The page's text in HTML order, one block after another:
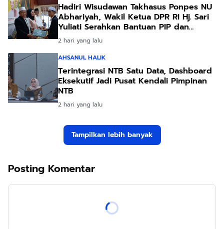
Hadiri Wisudawan Takhasus Ponpes NU
Abhariyah, Wakil Ketua DPR RI Hj. Sari
Yuliati Serahkan Bantuan PIP dan
Bantuan Program Sanitasi
2 hari yang lalu
AHSANUL HALIK
Terintegrasi NTB Satu Data, Dashboard
Eksekutif Jadi Pusat Kendali Pimpinan
NTB
2 hari yang lalu
Tampilkan lebih banyak
Posting Komentar